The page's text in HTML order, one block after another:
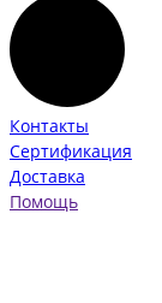
Контакты
Сертификация
Доставка
Помощь